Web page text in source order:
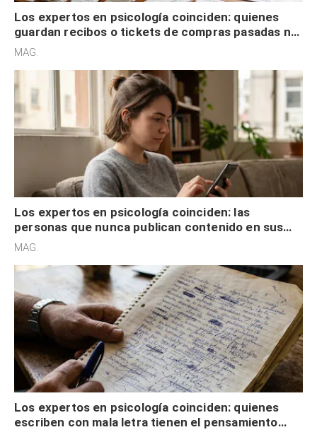
Los expertos en psicología coinciden: quienes
guardan recibos o tickets de compras pasadas no
son acumuladores, sino que tienen necesidad de
MAG.
Los expertos en psicología coinciden: las
personas que nunca publican contenido en sus
redes sociales no pretenden buscar validación
MAG.
Los expertos en psicología coinciden: quienes
escriben con mala letra tienen el pensamiento